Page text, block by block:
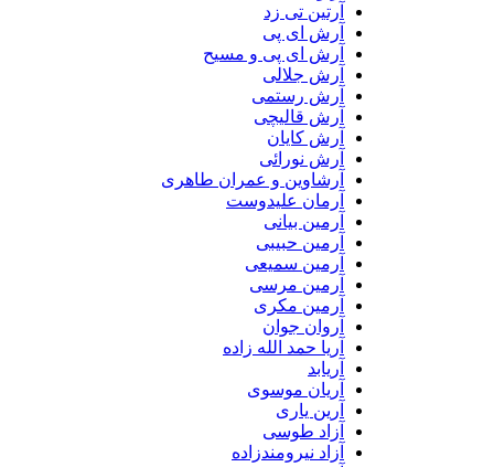
آرتین تی زد
آرش ای پی
آرش ای پی و مسیح
آرش جلالی
آرش رستمی
آرش قالیچی
آرش کایان
آرش نورائی
آرشاوین و عمران طاهری
آرمان علیدوست
آرمین بیانی
آرمین حبیبی
آرمین سمیعی
آرمین مرسی
آرمین مکری
آروان جوان
آریا حمد الله زاده
آریان موسوی
آرین یاری
آزاد طوسی
آزاد نیرومندزاده